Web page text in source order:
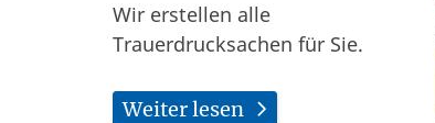
Wir erstellen alle
Trauerdrucksachen für Sie.
Weiter lesen